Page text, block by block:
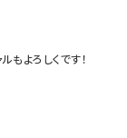
よろしくです！